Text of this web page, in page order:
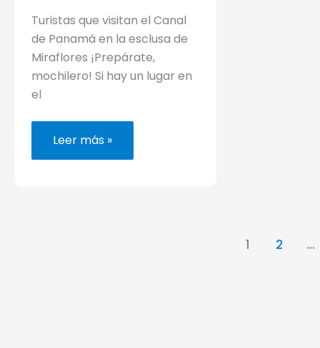
Turistas que visitan el Canal
de Panamá en la esclusa de
Miraflores ¡Prepárate,
mochilero! Si hay un lugar en
el
Cómo
el
Leer más »
1 2 …